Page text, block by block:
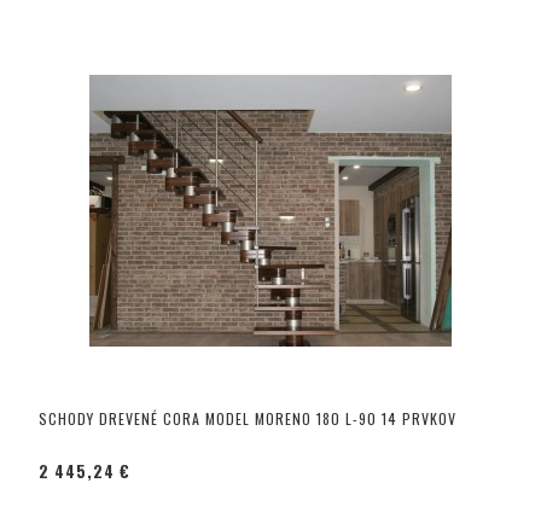
SCHODY DREVENÉ CORA MODEL MORENO 180 L-90 14 PRVKOV
2 445,24 €